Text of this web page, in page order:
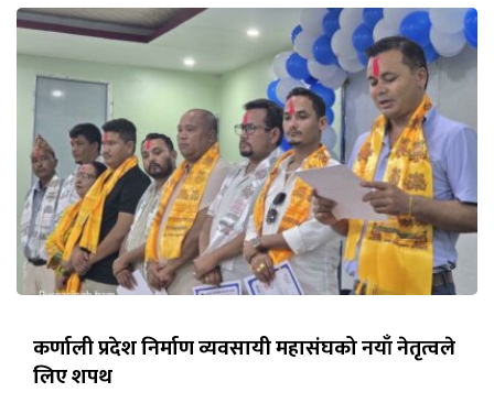
कर्णाली प्रदेश निर्माण व्यवसायी महासंघको नयाँ नेतृत्वले
लिए शपथ